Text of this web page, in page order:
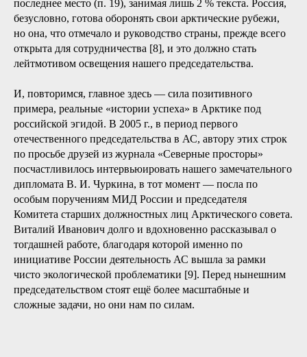
последнее место (п. 19), занимая лишь 2 % текста. Россия,
безусловно, готова оборонять свои арктические рубежи,
но она, что отмечало и руководство страны, прежде всего
открыта для сотрудничества [8], и это должно стать
лейтмотивом освещения нашего председательства.
И, повторимся, главное здесь — сила позитивного
примера, реальные «истории успеха» в Арктике под
российской эгидой. В 2005 г., в период первого
отечественного председательства в АС, автору этих строк
по просьбе друзей из журнала «Северные просторы»
посчастливилось интервьюировать нашего замечательного
дипломата В. И. Чуркина, в тот момент — посла по
особым поручениям МИД России и председателя
Комитета старших должностных лиц Арктического совета.
Виталий Иванович долго и вдохновенно рассказывал о
тогдашней работе, благодаря которой именно по
инициативе России деятельность АС вышла за рамки
чисто экологической проблематики [9]. Перед нынешним
председательством стоят ещё более масштабные и
сложные задачи, но они нам по силам.